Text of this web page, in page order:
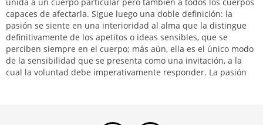
capaces de afectarla. Sigue luego una doble definición: la
pasión se siente en una interioridad al alma que la distingue
definitivamente de los apetitos o ideas sensibles, que se
perciben siempre en el cuerpo; más aún, ella es el único modo
de la sensibilidad que se presenta como una invitación, a la
cual la voluntad debe imperativamente responder. La pasión